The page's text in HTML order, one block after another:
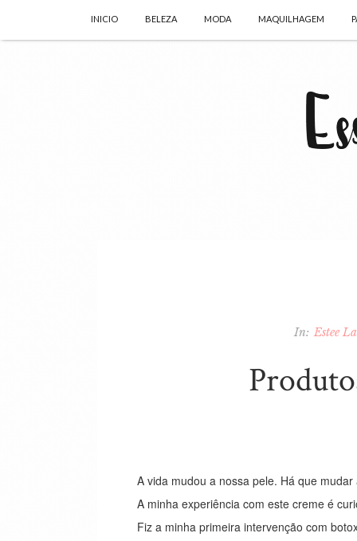
INICIO BELEZA MODA MAQUILHAGEM
In: Estee
A vida mudou a nossa pele. Há que
A minha experiência com este creme é
Fiz a minha primeira intervenção com